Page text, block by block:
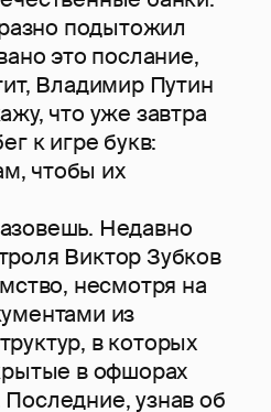
подытожил
это послание,
Владимир Путин
что уже завтра
к игре букв:
чтобы их
Недавно
Виктор Зубков
несмотря на
из
в которых
в офшорах
узнав об